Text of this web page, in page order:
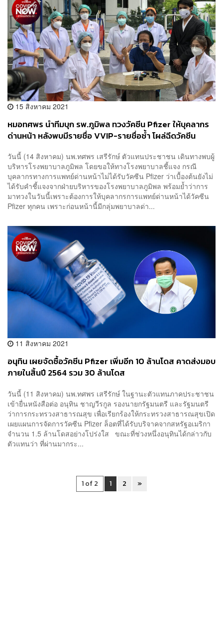
15 สิงหาคม 2021
หมอทศพร นำทีมบุก รพ.ภูมิพล ทวงวัคซีน Pfizer ให้บุคลากร
ด่านหน้า หลังพบมีรายชื่อ VVIP-รายชื่อซ้ำ โผล่ฉีดวัคซีน
วันนี้ (14 สิงหาคม) นพ.ทศพร เสรีรักษ์ ตัวแทนประชาชน เดินทางพบผู้
บริหารโรงพยาบาลภูมิพล โดยขอให้ทางโรงพยาบาลชี้แจง กรณี
บุคลากรทางการแพทย์ด่านหน้าไม่ได้รับวัคซีน Pfizer ว่าเบื้องต้นยังไม่
ได้รับคำชี้แจงจากฝ่ายบริหารของโรงพยาบาลภูมิพล พร้อมย้ำว่าการ
มาทวงในวันนี้เพราะต้องการให้บุคลากรการแพทย์ด่านหน้าได้วัคซีน
Pfizer ทุกคน เพราะก่อนหน้านี้มีกลุ่มพยาบาลด่า...
11 สิงหาคม 2021
อนุทิน เผยจัดซื้อวัคซีน Pfizer เพิ่มอีก 10 ล้านโดส คาดส่งมอบ
ภายในสิ้นปี 2564 รวม 30 ล้านโดส
วันนี้ (11 สิงหาคม) นพ.ทศพร เสรีรักษ์ ในฐานะตัวแทนภาคประชาชน​
เข้ายื่นหนังสือต่อ อนุทิน​ ชาญวีรกูล​ รองนายกรัฐมนตรี และรัฐมนตรี
ว่าการกระทรวงสาธารณสุข​ เพื่อเรียกร้องให้กระทรวงสาธารณสุขเปิด
เผยแผนการจัดการวัคซีน Pfizer ล็อตที่ได้รับบริจาคจากสหรัฐอเมริกา
จำนวน 1.5 ล้านโดสอย่างโปร่งใส ขณะที่ช่วงหนึ่งอนุทิน​ได้กล่าวกับ
ตัวแทนว่า ที่ผ่านมากระ...
1 of 2 1 2 »